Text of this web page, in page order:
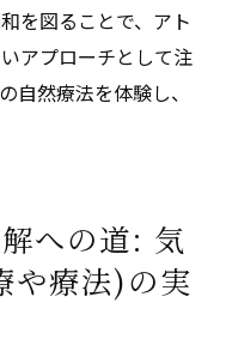
を図ることで、アト
アプローチとして注
自然療法を体験し、
への道: 気
や療法)の実